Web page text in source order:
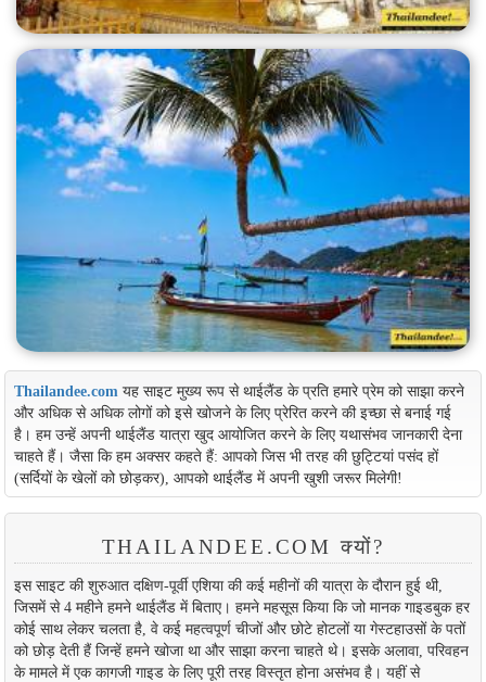
Thailandee.com यह साइट मुख्य रूप से थाईलैंड के प्रति हमारे प्रेम को साझा करने
और अधिक से अधिक लोगों को इसे खोजने के लिए प्रेरित करने की इच्छा से बनाई गई
है। हम उन्हें अपनी थाईलैंड यात्रा खुद आयोजित करने के लिए यथासंभव जानकारी देना
चाहते हैं। जैसा कि हम अक्सर कहते हैं: आपको जिस भी तरह की छुट्टियां पसंद हों
(सर्दियों के खेलों को छोड़कर), आपको थाईलैंड में अपनी खुशी जरूर मिलेगी!
THAILANDEE.COM क्यों?
इस साइट की शुरुआत दक्षिण-पूर्वी एशिया की कई महीनों की यात्रा के दौरान हुई थी,
जिसमें से 4 महीने हमने थाईलैंड में बिताए। हमने महसूस किया कि जो मानक गाइडबुक हर
कोई साथ लेकर चलता है, वे कई महत्वपूर्ण चीजों और छोटे होटलों या गेस्टहाउसों के पतों
को छोड़ देती हैं जिन्हें हमने खोजा था और साझा करना चाहते थे। इसके अलावा, परिवहन
के मामले में एक कागजी गाइड के लिए पूरी तरह विस्तृत होना असंभव है। यहीं से